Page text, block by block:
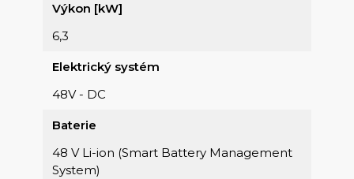
Výkon [kW]
6,3
Elektrický systém
48V - DC
Baterie
48 V Li-ion (Smart Battery Management
System)